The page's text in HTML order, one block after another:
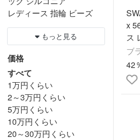
レディース 指輪 ビーズ
もっと見る
価格
すべて
1万円くらい
2～3万円くらい
5万円くらい
10万円くらい
20～30万円くらい
x
ス
［
ブ
42